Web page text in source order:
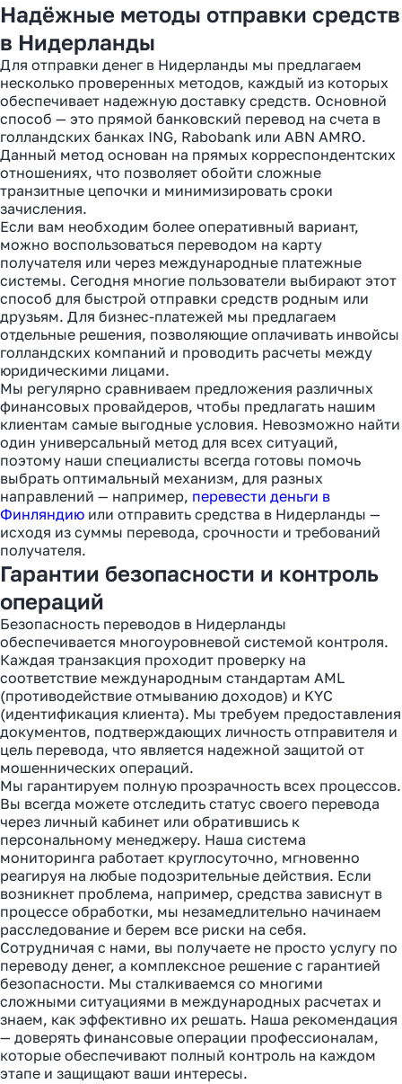
Надёжные методы отправки средств
в Нидерланды
Для отправки денег в Нидерланды мы предлагаем
несколько проверенных методов, каждый из которых
обеспечивает надежную доставку средств. Основной
способ — это прямой банковский перевод на счета в
голландских банках ING, Rabobank или ABN AMRO.
Данный метод основан на прямых корреспондентских
отношениях, что позволяет обойти сложные
транзитные цепочки и минимизировать сроки
зачисления.
Если вам необходим более оперативный вариант,
можно воспользоваться переводом на карту
получателя или через международные платежные
системы. Сегодня многие пользователи выбирают этот
способ для быстрой отправки средств родным или
друзьям. Для бизнес-платежей мы предлагаем
отдельные решения, позволяющие оплачивать инвойсы
голландских компаний и проводить расчеты между
юридическими лицами.
Мы регулярно сравниваем предложения различных
финансовых провайдеров, чтобы предлагать нашим
клиентам самые выгодные условия. Невозможно найти
один универсальный метод для всех ситуаций,
поэтому наши специалисты всегда готовы помочь
выбрать оптимальный механизм, для разных
направлений — например, перевести деньги в
Финляндию или отправить средства в Нидерланды —
исходя из суммы перевода, срочности и требований
получателя.
Гарантии безопасности и контроль
операций
Безопасность переводов в Нидерланды
обеспечивается многоуровневой системой контроля.
Каждая транзакция проходит проверку на
соответствие международным стандартам AML
(противодействие отмыванию доходов) и KYC
(идентификация клиента). Мы требуем предоставления
документов, подтверждающих личность отправителя и
цель перевода, что является надежной защитой от
мошеннических операций.
Мы гарантируем полную прозрачность всех процессов.
Вы всегда можете отследить статус своего перевода
через личный кабинет или обратившись к
персональному менеджеру. Наша система
мониторинга работает круглосуточно, мгновенно
реагируя на любые подозрительные действия. Если
возникнет проблема, например, средства зависнут в
процессе обработки, мы незамедлительно начинаем
расследование и берем все риски на себя.
Сотрудничая с нами, вы получаете не просто услугу по
переводу денег, а комплексное решение с гарантией
безопасности. Мы сталкиваемся со многими
сложными ситуациями в международных расчетах и
знаем, как эффективно их решать. Наша рекомендация
— доверять финансовые операции профессионалам,
которые обеспечивают полный контроль на каждом
этапе и защищают ваши интересы.